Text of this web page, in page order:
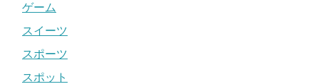
ゲーム
スイーツ
スポーツ
スポット